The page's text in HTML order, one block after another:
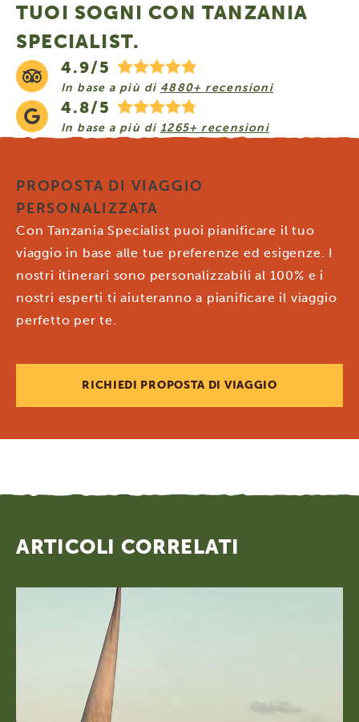
TUOI SOGNI CON TANZANIA
SPECIALIST.
4.9/5
In base a più di 4880+ recensioni
4.8/5
In base a più di 1265+ recensioni
PROPOSTA DI VIAGGIO
PERSONALIZZATA
Con Tanzania Specialist puoi pianificare il tuo
viaggio in base alle tue preferenze ed esigenze. I
nostri itinerari sono personalizzabili al 100% e i
nostri esperti ti aiuteranno a pianificare il viaggio
perfetto per te.
RICHIEDI PROPOSTA DI VIAGGIO
ARTICOLI CORRELATI